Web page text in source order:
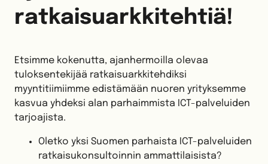
ratkaisuarkkitehtiä!
Etsimme kokenutta, ajanhermoilla olevaa
tuloksentekijää ratkaisuarkkitehdiksi
myyntitiimiimme edistämään nuoren yrityksemme
kasvua yhdeksi alan parhaimmista ICT-palveluiden
tarjoajista.
Oletko yksi Suomen parhaista ICT-palveluiden
ratkaisukonsultoinnin ammattilaisista?